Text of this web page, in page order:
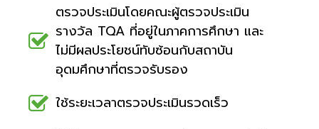
ตรวจประเมินโดยคณะผู้ตรวจประเมิน
รางวัล TQA ที่อยู่ในภาคการศึกษา และ
ไม่มีผลประโยชน์ทับซ้อนกับสถาบัน
อุดมศึกษาที่ตรวจรับรอง
ใช้ระยะเวลาตรวจประเมินรวดเร็ว